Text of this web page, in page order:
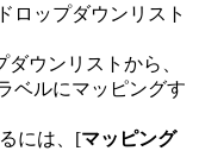
ロップダウンリスト
ウンリストから、
ベルにマッピングす
には、[マッピング